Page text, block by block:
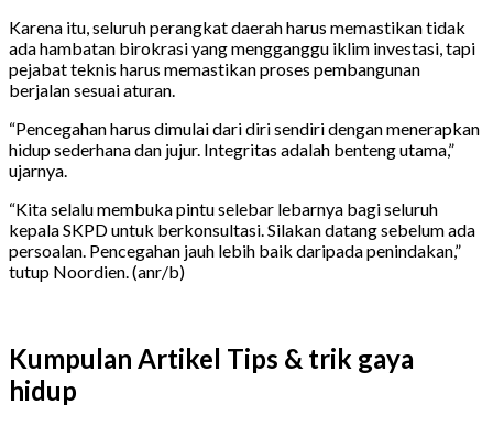
Karena itu, seluruh perangkat daerah harus memastikan tidak
ada hambatan birokrasi yang mengganggu iklim investasi, tapi
pejabat teknis harus memastikan proses pembangunan
berjalan sesuai aturan.
“Pencegahan harus dimulai dari diri sendiri dengan menerapkan
hidup sederhana dan jujur. Integritas adalah benteng utama,”
ujarnya.
“Kita selalu membuka pintu selebar lebarnya bagi seluruh
kepala SKPD untuk berkonsultasi. Silakan datang sebelum ada
persoalan. Pencegahan jauh lebih baik daripada penindakan,”
tutup Noordien. (anr/b)
Kumpulan Artikel Tips & trik gaya
hidup